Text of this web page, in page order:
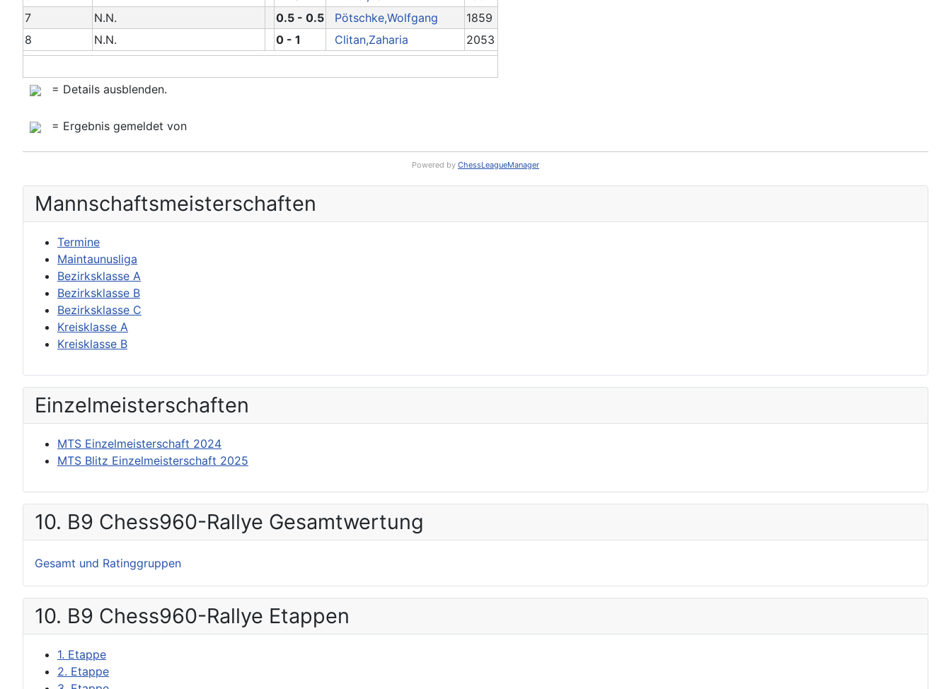
Mannschafts­meisterschaften
Termine
Maintaunusliga
Bezirksklasse A
Bezirksklasse B
Bezirksklasse C
Kreisklasse A
Kreisklasse B
Einzel­meisterschaften
MTS Einzelmeisterschaft 2024
MTS Blitz Einzelmeisterschaft 2025
10. B9 Chess960-Rallye Gesamtwertung
Gesamt und Ratinggruppen
10. B9 Chess960-Rallye Etappen
1. Etappe
2. Etappe
7
N.N. 0.5 - 0.5 Pötschke,Wolfgang
1859
8
N.N. 0 - 1 Clitan,Zaharia 2053
= Details ausblenden.
= Ergebnis gemeldet von
Powered by ChessLeagueManager